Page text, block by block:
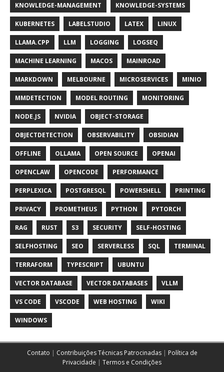
KNOWLEDGE-MANAGEMENT KNOWLEDGE-SYSTEMS
KUBERNETES LABELSTUDIO LATEX LINUX
LLAMA.CPP LLM LOGGING LOGSEQ
MACHINE LEARNING MACOS MAINROAD
MARKDOWN MELBOURNE MICROSERVICES MINIO
MMDETECTION MODEL ROUTING MONITORING
NODE.JS NVIDIA OBJECT-STORAGE
OBJECTDETECTION OBSERVABILITY OBSIDIAN
OFFLINE OLLAMA OPEN SOURCE OPENAI
OPENCLAW OPENCODE PERFORMANCE
PERPLEXICA POSTGRESQL POWERSHELL PRINTING
PRIVACY PROMETHEUS PYTHON PYTORCH
RAG RUST S3 SECURITY SELF-HOSTING
SELFHOSTING SEO SERVERLESS SQL TERMINAL
TERRAFORM TYPESCRIPT UBUNTU
VECTOR DATABASE VECTOR DATABASES VLLM
VS CODE VSCODE WEB HOSTING WIKI
WINDOWS
Contato | Contribuições Técnicas Patrocinadas| Política de
Privacidade | Termos e Condições